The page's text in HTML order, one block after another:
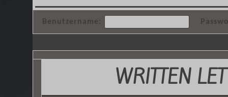
Benutzername:
WRITTEN